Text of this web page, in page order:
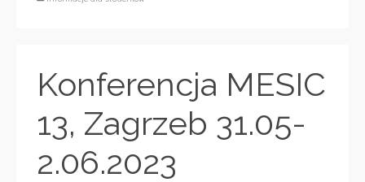
Konferencja MESIC
13, Zagrzeb 31.05-
2.06.2023